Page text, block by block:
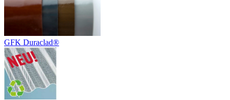
GFK Duraclad®